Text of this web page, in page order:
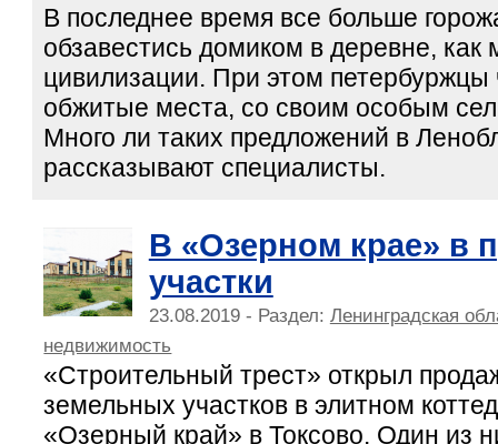
В последнее время все больше
обзавестись домиком в деревне,
цивилизации. При этом
обжитые места, со своим особым
Много ли таких предложений в
рассказывают специалисты.
В «Озерном крае» в
участки
23.08.2019 - Раздел: Ленинградская
недвижимость
«Строительный трест» открыл
земельных участков в элитном
«Озерный край» в Токсово. Один из